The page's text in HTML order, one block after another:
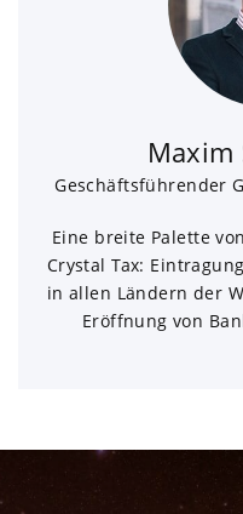
Maxim
Geschäftsführender
Eine breite Palette
Crystal Tax:
in allen Ländern der
Eröffnung von